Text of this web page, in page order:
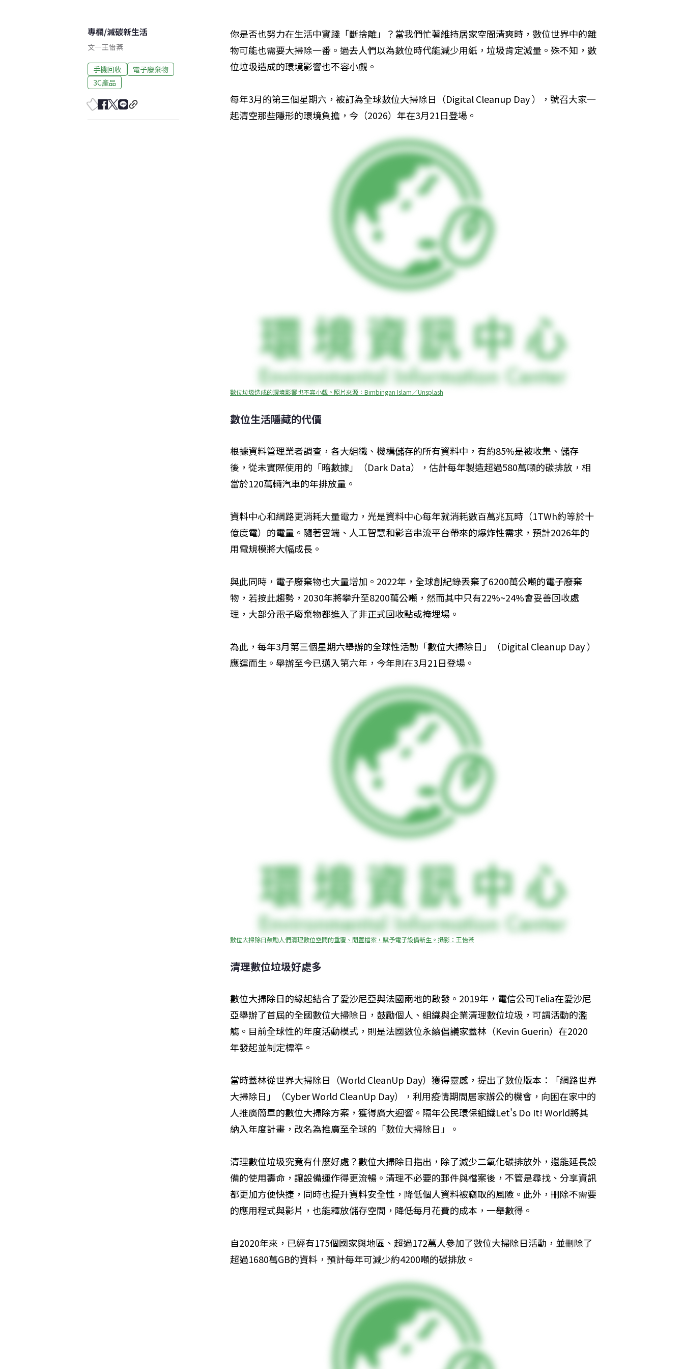
專欄/減碳新生活
文—王怡棻
手機回收
電子廢棄物
3C產品
你是否也努力在生活中實踐「斷捨離」？當我們忙著維持居家空間清爽時，數位世界中的雜
物可能也需要大掃除一番。過去人們以為數位時代能減少用紙，垃圾肯定減量。殊不知，數
位垃圾造成的環境影響也不容小覷。
每年3月的第三個星期六，被訂為全球數位大掃除日（Digital Cleanup Day ），號召大家一
起清空那些隱形的環境負擔，今（2026）年在3月21日登場。
數位垃圾造成的環境影響也不容小覷。照片來源：Bimbingan Islam／Unsplash
數位生活隱藏的代價
根據資料管理業者調查，各大組織、機構儲存的所有資料中，有約85%是被收集、儲存
後，從未實際使用的「暗數據」（Dark Data），估計每年製造超過580萬噸的碳排放，相
當於120萬輛汽車的年排放量。
資料中心和網路更消耗大量電力，光是資料中心每年就消耗數百萬兆瓦時（1TWh約等於十
億度電）的電量。隨著雲端、人工智慧和影音串流平台帶來的爆炸性需求，預計2026年的
用電規模將大幅成長。
與此同時，電子廢棄物也大量增加。2022年，全球創紀錄丟棄了6200萬公噸的電子廢棄
物，若按此趨勢，2030年將攀升至8200萬公噸，然而其中只有22%~24%會妥善回收處
理，大部分電子廢棄物都進入了非正式回收點或掩埋場。
為此，每年3月第三個星期六舉辦的全球性活動「數位大掃除日」（Digital Cleanup Day ）
應運而生。舉辦至今已邁入第六年，今年則在3月21日登場。
數位大掃除日鼓勵人們清理數位空間的重覆、閒置檔案，賦予電子設備新生。攝影：王怡棻
清理數位垃圾好處多
數位大掃除日的緣起結合了愛沙尼亞與法國兩地的啟發。2019年，電信公司Telia在愛沙尼
亞舉辦了首屆的全國數位大掃除日，鼓勵個人、組織與企業清理數位垃圾，可謂活動的濫
觴。目前全球性的年度活動模式，則是法國數位永續倡議家蓋林（Kevin Guerin）在2020
年發起並制定標準。
當時蓋林從世界大掃除日（World CleanUp Day）獲得靈感，提出了數位版本：「網路世界
大掃除日」（Cyber World CleanUp Day），利用疫情期間居家辦公的機會，向困在家中的
人推廣簡單的數位大掃除方案，獲得廣大迴響。隔年公民環保組織Let's Do It! World將其
納入年度計畫，改名為推廣至全球的「數位大掃除日」。
清理數位垃圾究竟有什麼好處？數位大掃除日指出，除了減少二氧化碳排放外，還能延長設
備的使用壽命，讓設備運作得更流暢。清理不必要的郵件與檔案後，不管是尋找、分享資訊
都更加方便快捷，同時也提升資料安全性，降低個人資料被竊取的風險。此外，刪除不需要
的應用程式與影片，也能釋放儲存空間，降低每月花費的成本，一舉數得。
自2020年來，已經有175個國家與地區、超過172萬人參加了數位大掃除日活動，並刪除了
超過1680萬GB的資料，預計每年可減少約4200噸的碳排放。